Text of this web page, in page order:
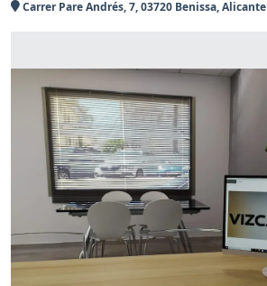
Carrer Pare Andrés, 7, 03720 Benissa, Alicante